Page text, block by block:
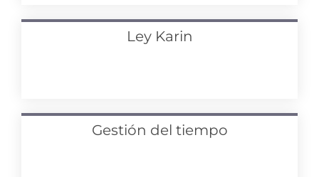
Ley Karin
Gestión del tiempo